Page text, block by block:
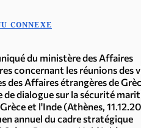
CONNEXE
du ministère des Affaires
concernant les réunions des
des Affaires étrangères de
sur le dialogue politique et
positif (Athènes, 20-21 janvier
de dialogue sur la sécurité
et l'Inde (Athènes,
annuel du cadre stratégique